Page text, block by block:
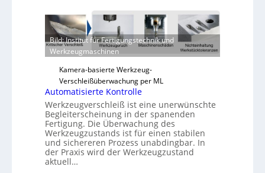
v
e
r
l
ä
s
s
i
g
e
D
r
u
c
Bild: Institut für Fertigungstechnik und
Werkzeugmaschinen
Kamera-basierte Werkzeug-
Verschleißüberwachung per ML
Automatisierte Kontrolle
Werkzeugverschleiß ist eine unerwünschte
Begleiterscheinung in der spanenden
Fertigung. Die Überwachung des
Werkzeugzustands ist für einen stabilen
und sichereren Prozess unabdingbar. In
der Praxis wird der Werkzeugzustand
aktuell…